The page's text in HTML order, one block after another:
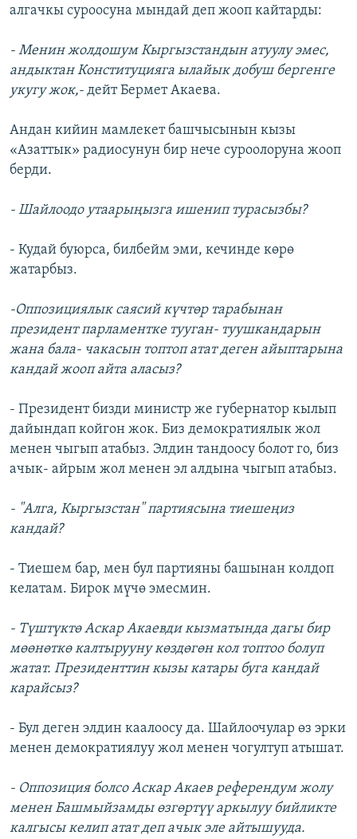
алгачкы суроосуна мындай деп жооп кайтарды:
- Менин жолдошум Кыргызстандын атуулу эмес,
андыктан Конституцияга ылайык добуш бергенге
укугу жок,- дейт Бермет Акаева.
Андан кийин мамлекет башчысынын кызы
«Азаттык» радиосунун бир нече суроолоруна жооп
берди.
- Шайлоодо утаарыңызга ишенип турасызбы?
- Кудай буюрса, билбейм эми, кечинде көрө
жатарбыз.
-Оппозициялык саясий күчтөр тарабынан
президент парламентке тууган- туушкандарын
жана бала- чакасын топтоп атат деген айыптарына
кандай жооп айта аласыз?
- Президент бизди министр же губернатор кылып
дайындап койгон жок. Биз демократиялык жол
менен чыгып атабыз. Элдин тандоосу болот го, биз
ачык- айрым жол менен эл алдына чыгып атабыз.
- "Алга, Кыргызстан" партиясына тиешеңиз
кандай?
- Тиешем бар, мен бул партияны башынан колдоп
келатам. Бирок мүчө эмесмин.
- Түштүктө Аскар Акаевди кызматында дагы бир
мөөнөткө калтырууну көздөгөн кол топтоо болуп
жатат. Президенттин кызы катары буга кандай
карайсыз?
- Бул деген элдин каалоосу да. Шайлоочулар өз эрки
менен демократиялуу жол менен чогултуп атышат.
- Оппозиция болсо Аскар Акаев референдум жолу
менен Башмыйзамды өзгөртүү аркылуу бийликте
калгысы келип атат деп ачык эле айтышууда.